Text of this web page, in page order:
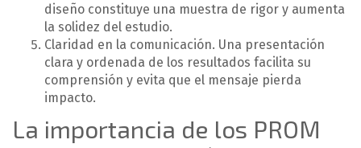
diseño constituye una muestra de rigor y aumenta
la solidez del estudio.
Claridad en la comunicación. Una presentación
clara y ordenada de los resultados facilita su
comprensión y evita que el mensaje pierda
impacto.
La importancia de los PROM